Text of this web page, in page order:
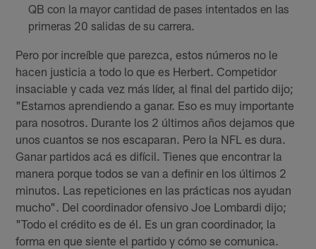
QB con la mayor cantidad de pases intentados en las
primeras 20 salidas de su carrera.
Pero por increíble que parezca, estos números no le
hacen justicia a todo lo que es Herbert. Competidor
insaciable y cada vez más líder, al final del partido dijo;
"Estamos aprendiendo a ganar. Eso es muy importante
para nosotros. Durante los 2 últimos años dejamos que
unos cuantos se nos escaparan. Pero la NFL es dura.
Ganar partidos acá es difícil. Tienes que encontrar la
manera porque todos se van a definir en los últimos 2
minutos. Las repeticiones en las prácticas nos ayudan
mucho". Del coordinador ofensivo Joe Lombardi dijo;
"Todo el crédito es de él. Es un gran coordinador, la
forma en que siente el partido y cómo se comunica.